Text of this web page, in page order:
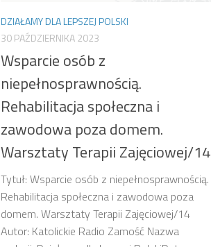
DZIAŁAMY DLA LEPSZEJ POLSKI
30 PAŹDZIERNIKA 2023
Wsparcie osób z
niepełnosprawnością.
Rehabilitacja społeczna i
zawodowa poza domem.
Warsztaty Terapii Zajęciowej/14
Tytuł: Wsparcie osób z niepełnosprawnością.
Rehabilitacja społeczna i zawodowa poza
domem. Warsztaty Terapii Zajęciowej/14
Autor: Katolickie Radio Zamość Nazwa